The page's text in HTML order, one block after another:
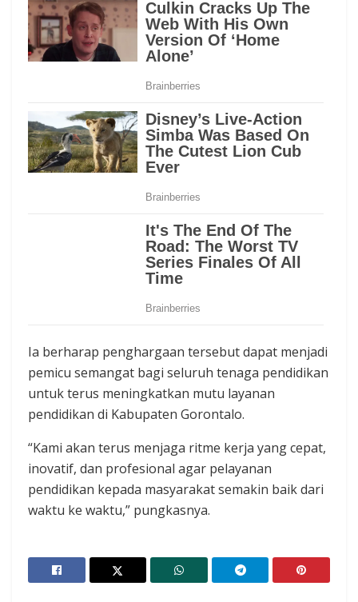
Ia berharap penghargaan tersebut dapat menjadi
pemicu semangat bagi seluruh tenaga pendidikan
untuk terus meningkatkan mutu layanan
pendidikan di Kabupaten Gorontalo.
“Kami akan terus menjaga ritme kerja yang cepat,
inovatif, dan profesional agar pelayanan
pendidikan kepada masyarakat semakin baik dari
waktu ke waktu,” pungkasnya.